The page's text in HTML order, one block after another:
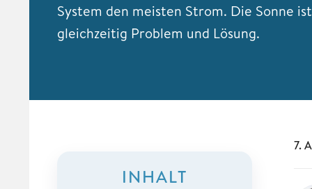
System den meisten Strom. Die Sonne
gleichzeitig Problem und Lösung.
INHALT
7.